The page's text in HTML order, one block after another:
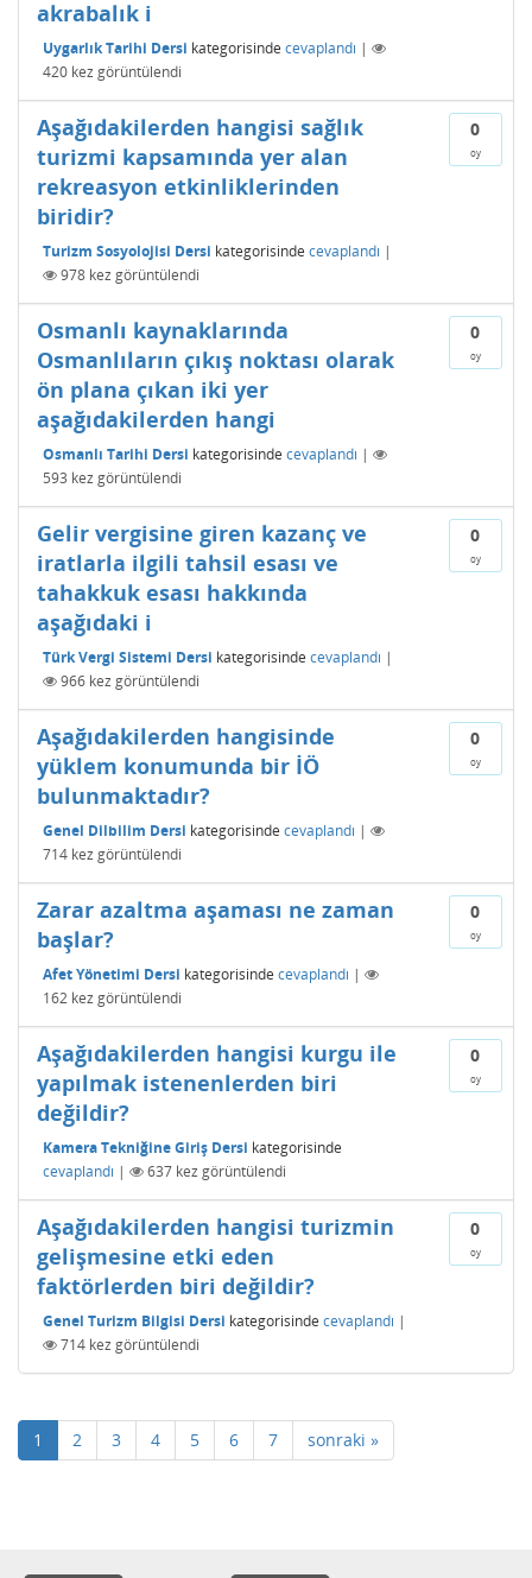
akrabalık i
Uygarlık Tarihi Dersi kategorisinde cevaplandı |
420 kez görüntülendi
0
oy
Aşağıdakilerden hangisi sağlık
turizmi kapsamında yer alan
rekreasyon etkinliklerinden
biridir?
Turizm Sosyolojisi Dersi kategorisinde cevaplandı |
978 kez görüntülendi
0
oy
Osmanlı kaynaklarında
Osmanlıların çıkış noktası olarak
ön plana çıkan iki yer
aşağıdakilerden hangi
Osmanlı Tarihi Dersi kategorisinde cevaplandı |
593 kez görüntülendi
0
oy
Gelir vergisine giren kazanç ve
iratlarla ilgili tahsil esası ve
tahakkuk esası hakkında
aşağıdaki i
Türk Vergi Sistemi Dersi kategorisinde cevaplandı |
966 kez görüntülendi
0
oy
Aşağıdakilerden hangisinde
yüklem konumunda bir İÖ
bulunmaktadır?
Genel Dilbilim Dersi kategorisinde cevaplandı |
714 kez görüntülendi
0
oy
Zarar azaltma aşaması ne zaman
başlar?
Afet Yönetimi Dersi kategorisinde cevaplandı |
162 kez görüntülendi
0
oy
Aşağıdakilerden hangisi kurgu ile
yapılmak istenenlerden biri
değildir?
Kamera Tekniğine Giriş Dersi kategorisinde
cevaplandı | 637 kez görüntülendi
0
oy
Aşağıdakilerden hangisi turizmin
gelişmesine etki eden
faktörlerden biri değildir?
Genel Turizm Bilgisi Dersi kategorisinde cevaplandı |
714 kez görüntülendi
1 2 3 4 5 6 7 sonraki »